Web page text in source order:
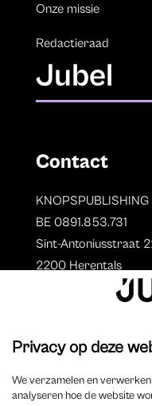
Onze missie
Redactieraad
Jubel
Contact
KNOPSPUBLISHING
BE 0891.853.731
Sint-Antoniusstraat
2200 Herentals
Auteurs
Overzicht auteurs